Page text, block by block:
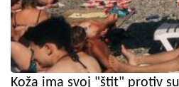
Koža ima svoj "štit" protiv